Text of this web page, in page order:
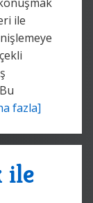
ile
fazla]
ile